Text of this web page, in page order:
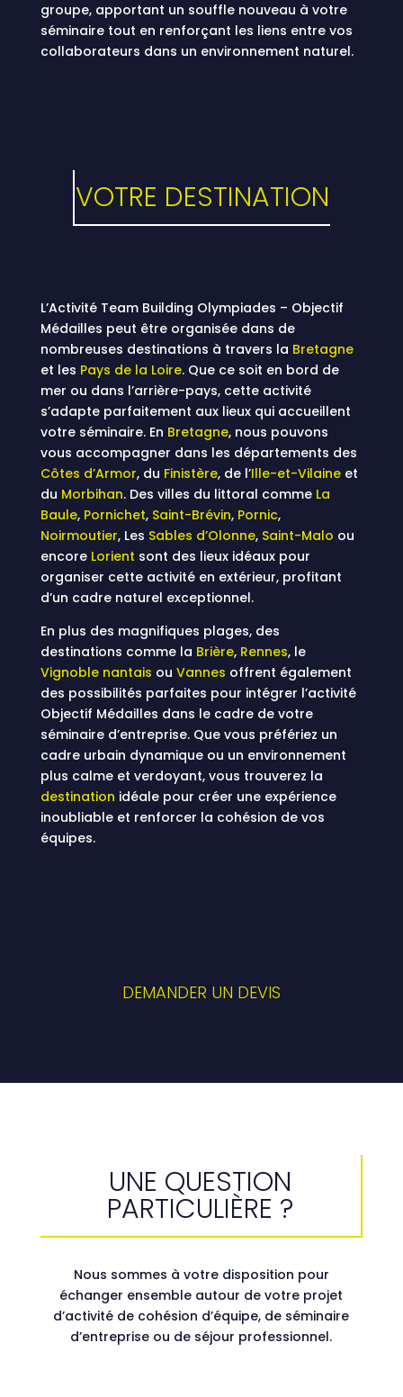
groupe, apportant un souffle nouveau à votre
séminaire tout en renforçant les liens entre vos
collaborateurs dans un environnement naturel.
L’Activité Team Building Olympiades – Objectif
Médailles peut être organisée dans de
nombreuses destinations à travers la Bretagne
et les Pays de la Loire. Que ce soit en bord de
mer ou dans l’arrière-pays, cette activité
s’adapte parfaitement aux lieux qui accueillent
votre séminaire. En Bretagne, nous pouvons
vous accompagner dans les départements des
Côtes d’Armor, du Finistère, de l’Ille-et-Vilaineet
du Morbihan. Des villes du littoral comme La
Baule, Pornichet, Saint-Brévin, Pornic,
Noirmoutier, Les Sables d’Olonne, Saint-Malo ou
encore Lorient sont des lieux idéaux pour
organiser cette activité en extérieur, profitant
d’un cadre naturel exceptionnel.
En plus des magnifiques plages, des
destinations comme la Brière, Rennes, le
Vignoble nantais ou Vannes offrent également
des possibilités parfaites pour intégrer l’activité
Objectif Médailles dans le cadre de votre
séminaire d’entreprise. Que vous préfériez un
cadre urbain dynamique ou un environnement
plus calme et verdoyant, vous trouverez la
destination idéale pour créer une expérience
inoubliable et renforcer la cohésion de vos
équipes.
VOTRE DESTINATION
DEMANDER UN DEVIS
UNE QUESTION
PARTICULIÈRE ?
Nous sommes à votre disposition pour
échanger ensemble autour de votre projet
d’activité de cohésion d’équipe, de séminaire
d’entreprise ou de séjour professionnel.